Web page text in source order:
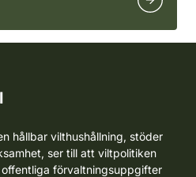
hållbar vilthushållning, stöder
ser till att viltpolitiken
förvaltningsuppgifter